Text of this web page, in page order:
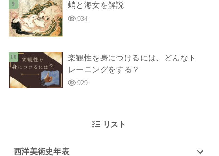
蛸と海女を解説
934
楽観性を身につけるには、どんなト
レーニングをする？
929
リスト
西洋美術史年表